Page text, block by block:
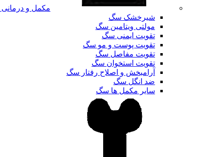
مکمل و
شیرخشک سگ
مولتی ویتامین سگ
تقویت ایمنی سگ
تقویت پوست و مو سگ
تقویت مفاصل سگ
تقویت استخوان سگ
آرامبخش و اصلاح رفتار سگ
ضد انگل سگ
سایر مکمل ها سگ